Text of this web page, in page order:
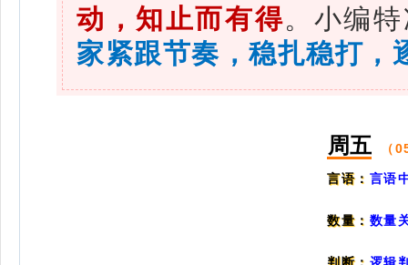
动，知止而有得。小编
家紧跟节奏 ，稳扎稳打，
周五 （
言语： 言语
数量： 数量